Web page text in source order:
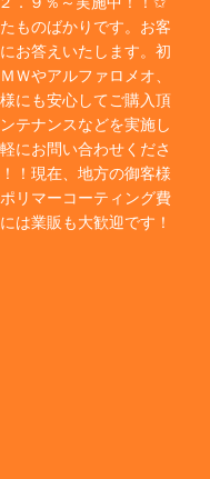
ものばかりです。お客
お答えいたします。初
Ｗやアルファロメオ、
にも安心してご購入頂
テナンスなどを実施し
にお問い合わせくださ
！現在、地方の御客様
リマーコーティング費
は業販も大歓迎です！